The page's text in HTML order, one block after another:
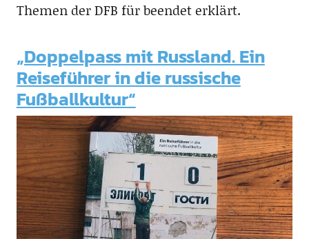
Themen der DFB für beendet erklärt.
„Doppelpass mit Russland. Ein
Reiseführer in die russische
Fußballkultur“